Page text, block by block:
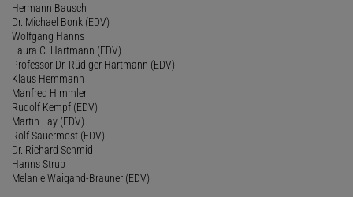
Hermann Bausch
Dr. Michael Bonk (EDV)
Wolfgang Hanns
Laura C. Hartmann (EDV)
Professor Dr. Rüdiger Hartmann (EDV)
Klaus Hemmann
Manfred Himmler
Rudolf Kempf (EDV)
Martin Lay (EDV)
Rolf Sauermost (EDV)
Dr. Richard Schmid
Hanns Strub
Melanie Waigand-Brauner (EDV)